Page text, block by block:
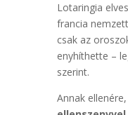
Lotaringia
francia
csak az
enyhíthette –
szerint.
Annak